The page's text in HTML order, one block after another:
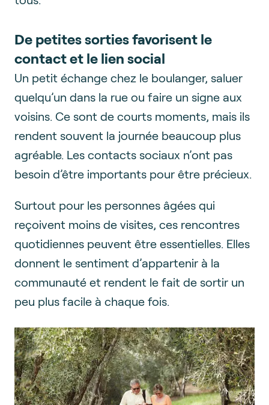
De petites sorties favorisent le
contact et le lien social
Un petit échange chez le boulanger, saluer
quelqu’un dans la rue ou faire un signe aux
voisins. Ce sont de courts moments, mais ils
rendent souvent la journée beaucoup plus
agréable. Les contacts sociaux n’ont pas
besoin d’être importants pour être précieux.
Surtout pour les personnes âgées qui
reçoivent moins de visites, ces rencontres
quotidiennes peuvent être essentielles. Elles
donnent le sentiment d’appartenir à la
communauté et rendent le fait de sortir un
peu plus facile à chaque fois.